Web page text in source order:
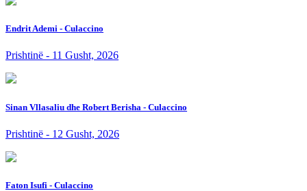
Endrit Ademi - Culaccino
Prishtinë - 11 Gusht, 2026
Sinan Vllasaliu dhe Robert Berisha - Culaccino
Prishtinë - 12 Gusht, 2026
Faton Isufi - Culaccino